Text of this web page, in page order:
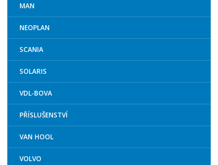
MAN
NEOPLAN
SCANIA
SOLARIS
VDL-BOVA
PŘÍSLUŠENSTVÍ
VAN HOOL
VOLVO